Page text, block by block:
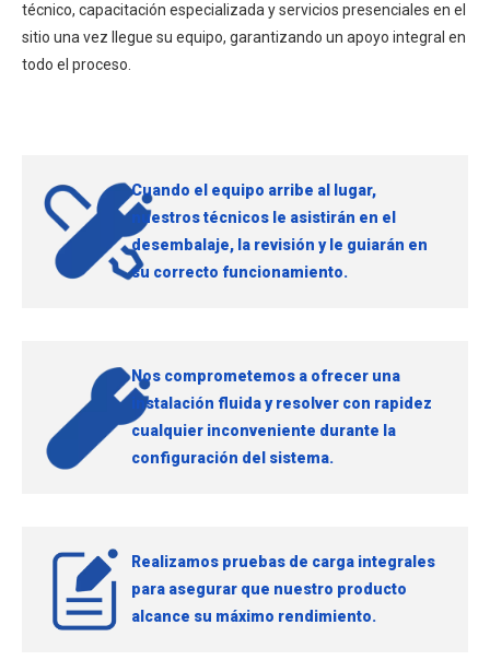
técnico, capacitación especializada y servicios presenciales en el
sitio una vez llegue su equipo, garantizando un apoyo integral en
todo el proceso.
Cuando el equipo arribe al lugar,
nuestros técnicos le asistirán en el
desembalaje, la revisión y le guiarán en
su correcto funcionamiento.
Nos comprometemos a ofrecer una
instalación fluida y resolver con rapidez
cualquier inconveniente durante la
configuración del sistema.
Realizamos pruebas de carga integrales
para asegurar que nuestro producto
alcance su máximo rendimiento.